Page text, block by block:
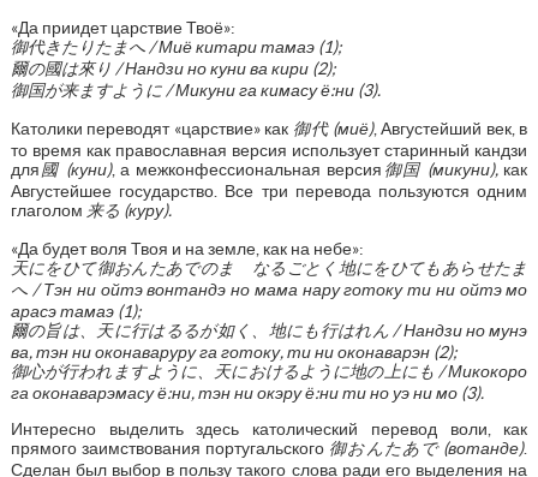
«Да приидет царствие Твоё»:
御代きたりたまへ/ Миё китари тамаэ (1);
爾の國は來り / Нандзи но куни ва кири (2);
御国が来ますように/ Микуни га кимасу ё:ни (3).
Католики переводят «царствие» как 御代(миё), Августейший век, в
то время как православная версия использует старинный кандзи
для國 (куни), а межконфессиональная версия 御国(микуни), как
Августейшее государство. Все три перевода пользуются одним
глаголом 来る (куру).
«Да будет воля Твоя и на земле, как на небе»:
天にをひて御おんたあでのまゝなるごとく地にをひてもあらせたま
へ / Тэн ни ойтэ вонтандэ но мама нару готоку ти ни ойтэ мо
арасэ тамаэ (1);
爾の旨は、天に行はるるが如く、地にも行はれん / Нандзи но мунэ
ва, тэн ни оконаваруру га готоку, ти ни оконаварэн (2);
御心が行われますように、天におけるように地の上にも / Микокоро
га оконаварэмасу ё:ни, тэн ни окэру ё:ни ти но уэ ни мо (3).
Интересно выделить здесь католический перевод воли, как
прямого заимствования португальского 御おんたあで(вотанде).
Сделан был выбор в пользу такого слова ради его выделения на